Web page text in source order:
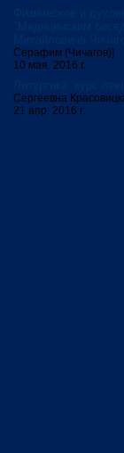
Серафим (Чичагов)]
10 мая. 2016 г.
Сергеевна
21 апр. 2016 г.